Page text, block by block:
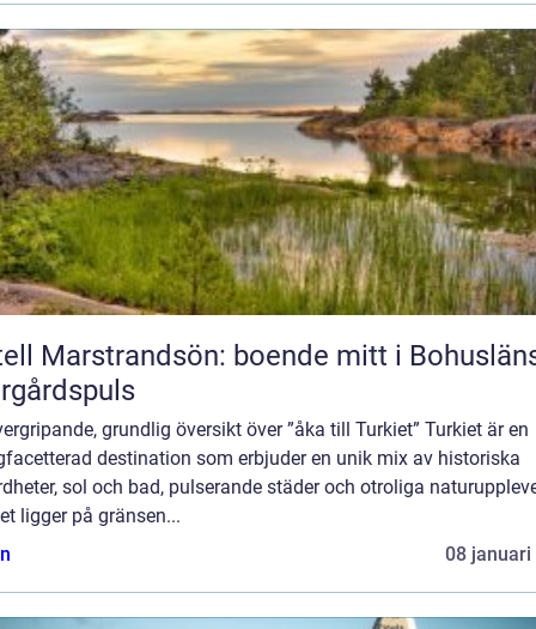
Marstrandsön: boende mitt i
grundlig översikt över ”åka till Turkiet” Turkiet är en
destination som erbjuder en unik mix av historiska
sol och bad, pulserande städer och otroliga
ligger på gränsen...
08 januari